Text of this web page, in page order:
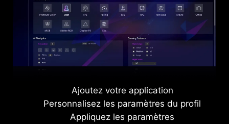
Ajoutez votre application
Personnalisez les paramètres du profil
Appliquez les paramètres
Level 1 Level 2 Level 3
AI VISION ON